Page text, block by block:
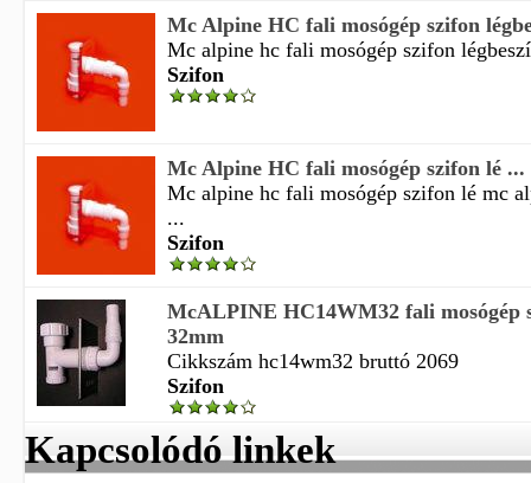
Mc Alpine HC fali mosógép szifon
Mc alpine hc fali mosógép szifon
Szifon
Mc Alpine HC fali mosógép szifon lé ...
Mc alpine hc fali mosógép szifon lé mc
...
Szifon
McALPINE HC14WM32 fali mosógép
32mm
Cikkszám hc14wm32 bruttó 2069
Szifon
Kapcsolódó linkek